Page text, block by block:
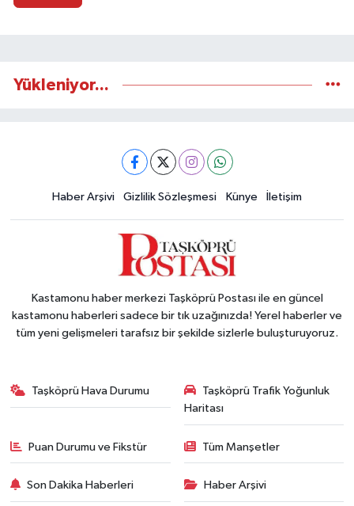
Yükleniyor...
Haber Arşivi Gizlilik Sözleşmesi Künye İletişim
Kastamonu haber merkezi Taşköprü Postası ile en güncel
kastamonu haberleri sadece bir tık uzağınızda! Yerel haberler ve
tüm yeni gelişmeleri tarafsız bir şekilde sizlerle buluşturuyoruz.
Taşköprü Hava Durumu
Taşköprü Trafik Yoğunluk
Haritası
Puan Durumu ve Fikstür Tüm Manşetler
Son Dakika Haberleri Haber Arşivi